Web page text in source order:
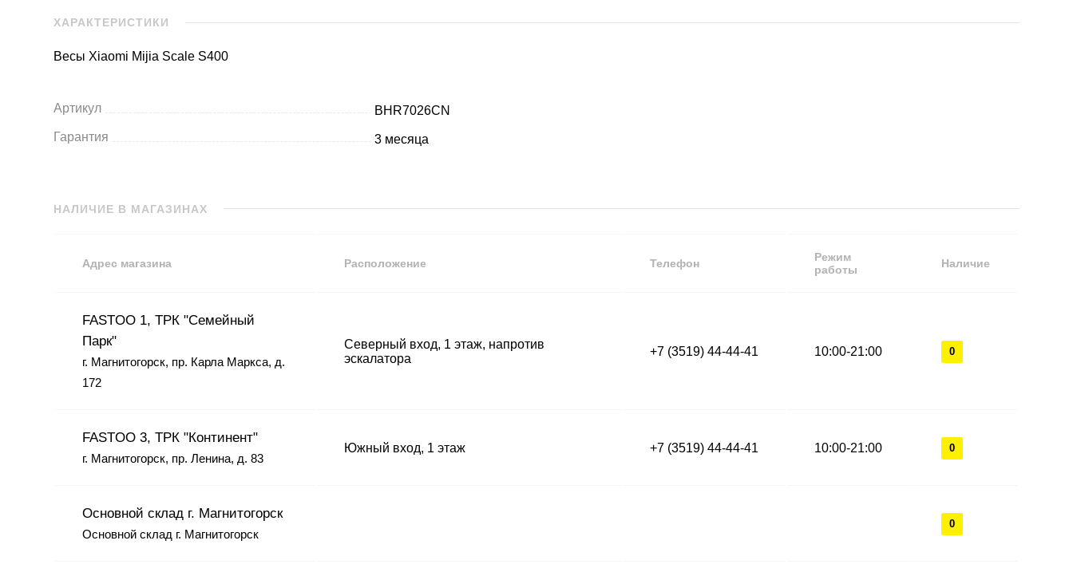
ХАРАКТЕРИСТИКИ
Весы Xiaomi Mijia Scale S400
Артикул
BHR7026CN
Гарантия
3 месяца
НАЛИЧИЕ В МАГАЗИНАХ
Адрес магазина Расположение Телефон
Режим
работы
Наличие
FASTOO 1, ТРК "Семейный
Парк"
г. Магнитогорск, пр. Карла Маркса, д.
172
Северный вход, 1 этаж, напротив
эскалатора
+7 (3519) 44-44-41 10:00-21:00 0
FASTOO 3, ТРК "Континент"
г. Магнитогорск, пр. Ленина, д. 83
Южный вход, 1 этаж +7 (3519) 44-44-41 10:00-21:00 0
Основной склад г. Магнитогорск
Основной склад г. Магнитогорск
0